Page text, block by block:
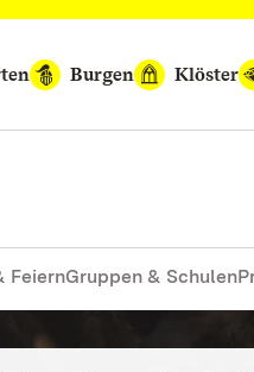
Burgen Klöster
FeiernGruppen & Schulen